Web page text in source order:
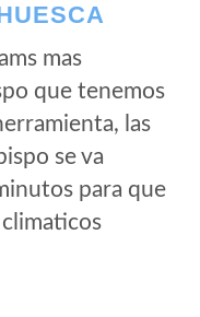
mas
que tenemos
las
se va
para que